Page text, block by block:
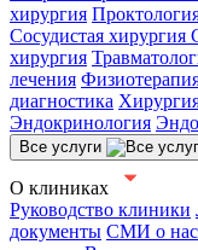
хирургия
Сосудистая хирургия
хирургия
лечения
диагностика
Эндокринология
Все услуги
О клиниках
Руководство клиники
документы СМИ о нас